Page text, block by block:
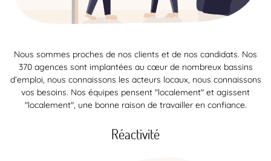
Nous sommes proches de nos clients et de nos candidats. Nos
370 agences sont implantées au cœur de nombreux bassins
d’emploi, nous connaissons les acteurs locaux, nous connaissons
vos besoins. Nos équipes pensent "localement" et agissent
"localement", une bonne raison de travailler en confiance.
Réactivité